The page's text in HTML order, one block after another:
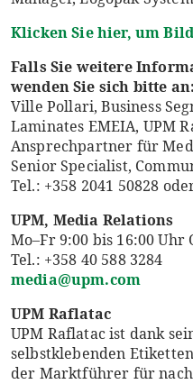
Klicken Sie hier, um
Falls Sie weitere
wenden Sie sich bitte an:
Ville Pollari, Business
Laminates EMEIA, UPM
Ansprechpartner für
Senior Specialist,
Tel.: +358 2041 50828
UPM, Media Relations
Mo–Fr 9:00 bis 16:00 Uhr
Tel.: +358 40 588 3284
media@upm.com
UPM Raflatac
UPM Raflatac ist dank
selbstklebenden
der Marktführer für